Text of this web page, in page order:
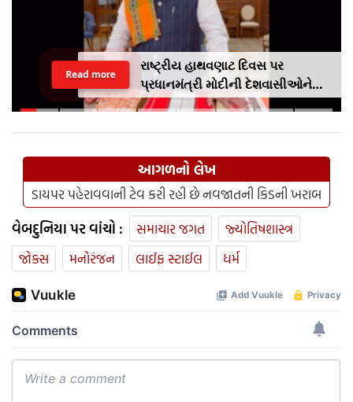
રાષ્ટ્રીય હાથવણાટ દિવસ પર
પ્રધાનમંત્રી મોદીની દેશવાસીઓને
અપીલૢ સ્થાનિક કપડાં પહેરો,
Read more
આગળનો લેખ
ડાયપર પહેરાવવાની ટેવ કરી રહી છે નવજાતની કિડની ખરાબ
વેબદુનિયા પર વાંચો : સમાચાર જગત
જ્યોતિષશાસ્ત્ર
જોક્સ
મનોરંજન લાઈફ સ્ટાઈલ ધર્મ